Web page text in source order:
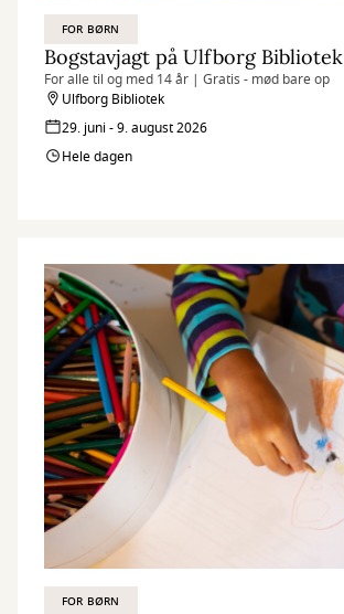
FOR BØRN
Bogstavjagt på Ulfborg Bibliotek
For alle til og med 14 år | Gratis - mød bare op
Ulfborg Bibliotek
29. juni - 9. august 2026
Hele dagen
FOR BØRN